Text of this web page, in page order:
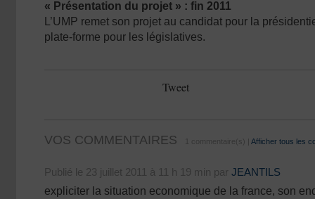
« Présentation du projet » : fin 2011
L’UMP remet son projet au candidat pour la
plate-forme pour les législatives.
Tweet
VOS COMMENTAIRES 1 commentaire(s) | Afficher tous les
Publié le 23 juillet 2011 à 11 h 19 min par JEANTILS
expliciter la situation economique de la france, son